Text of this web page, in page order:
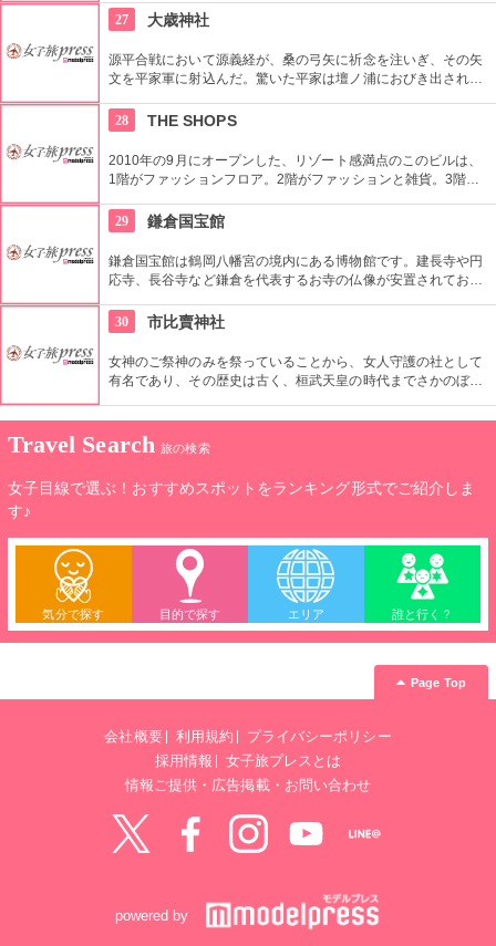
はレストラン街や大浴場もあり、ゆったりとくつろぐことがで
きる。
27 大歳神社
源平合戦において源義経が、桑の弓矢に祈念を注いぎ、その矢
文を平家軍に射込んだ。驚いた平家は壇ノ浦におびき出されと
った。その戦いの翌年、四軒の漁民が義経の祈願の有様を敬
い、神祠を祀ったことから大歳神社の由緒とされる。維新回天
の大業に蜂起した奇兵隊白石正一郎、高杉晋作の地でもあり、
白石正一郎は成就を祈請して奉納した大鳥居などもある。源義
経が描かれた勝守は満願成就、心願成就の幸せを運ぶお守とし
た御守りがある。(各700円)
28 THE SHOPS
2010年の9月にオープンした、リゾート感満点のこのビルは、
1階がファッションフロア。2階がファッションと雑貨。3階が
ルメフロアと女性にとても嬉しい複合ビル。綺麗になれて、オ
シャレができて、お腹も満たせる嬉しいテナントばかりのオス
スメのビルです。
29 鎌倉国宝館
鎌倉国宝館は鶴岡八幡宮の境内にある博物館です。建長寺や円
応寺、長谷寺など鎌倉を代表するお寺の仏像が安置されてお
かコミカルで愛らしい造形が多いので、ついつい見入ってしま
います。
30 市比賣神社
女神のご祭神のみを祭っていることから、女人守護の社として
有名であり、その歴史は古く、桓武天皇の時代までさかのぼ
い。
Travel Search 旅の検索
女子目線で選ぶ！おすすめスポットをランキング形式でご紹介しま
す♪
気分で探す 目的で探す エリア 誰と行く？
Page Top
会社概要 利用規約
プライバシーポリシー
採用情報
女子旅プレスとは
情報ご提供・広告掲載・お問い合わせ
powered by